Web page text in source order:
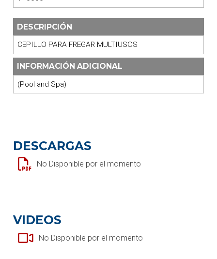
DESCRIPCIÓN
CEPILLO PARA FREGAR MULTIUSOS
INFORMACIÓN ADICIONAL
(Pool and Spa)
DESCARGAS
No Disponible por el momento
VIDEOS
No Disponible por el momento